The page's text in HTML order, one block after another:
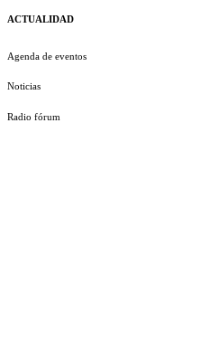
ACTUALIDAD
Agenda de eventos
Noticias
Radio fórum